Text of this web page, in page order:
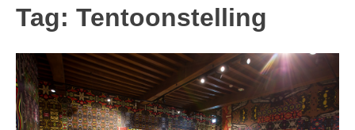
About
Tag: Tentoonstelling